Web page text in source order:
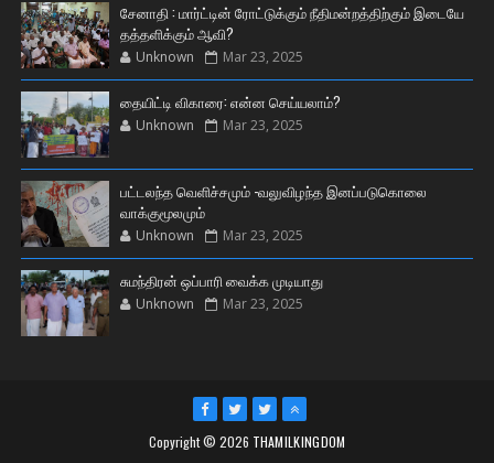
சேனாதி : மார்ட்டின் ரோட்டுக்கும் நீதிமன்றத்திற்கும் இடையே
தத்தளிக்கும் ஆவி?
Unknown Mar 23, 2025
தையிட்டி விகாரை: என்ன செய்யலாம்?
Unknown Mar 23, 2025
பட்டலந்த வெளிச்சமும் -வலுவிழந்த இனப்படுகொலை
வாக்குமூலமும்
Unknown Mar 23, 2025
சுமந்திரன் ஒப்பாரி வைக்க முடியாது
Unknown Mar 23, 2025
Copyright © 2026 THAMILKINGDOM